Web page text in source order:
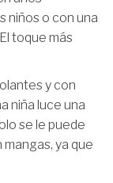
niños o con una
toque más
y con
niña luce una
se le puede
ya que